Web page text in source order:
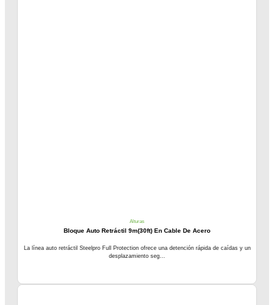
Alturas
Bloque Auto Retráctil 9m(30ft) En Cable De Acero
La línea auto retráctil Steelpro Full Protection ofrece una detención rápida de caídas y un
desplazamiento seg...